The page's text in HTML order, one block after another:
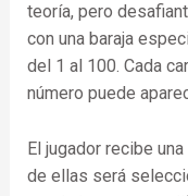
teoría, pero
con una baraja
del 1 al 100. Cada
número puede
El jugador recibe
de ellas será